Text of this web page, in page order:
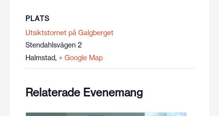
PLATS
Utsiktstornet på Galgberget
Stendahlsvägen 2
Halmstad, + Google Map
Relaterade Evenemang